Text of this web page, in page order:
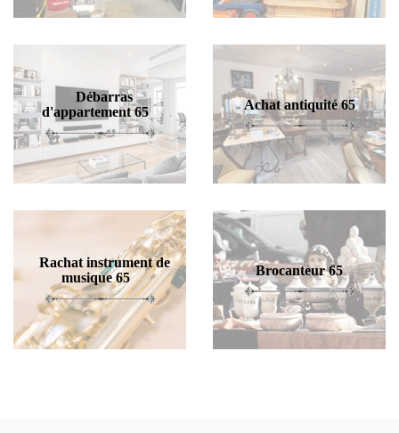
Débarras
d'appartement 65
Achat antiquité 65
Rachat instrument de
musique 65
Brocanteur 65